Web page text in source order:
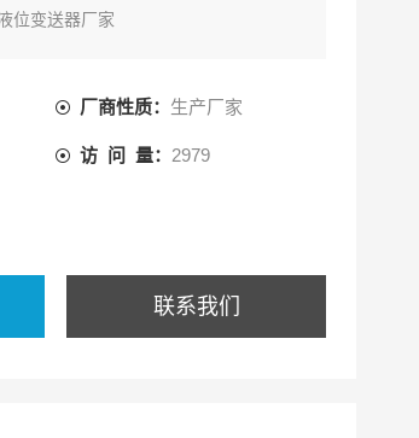
位变送器厂家
厂商性质： 生产厂家
访 问 量： 2979
联系我们